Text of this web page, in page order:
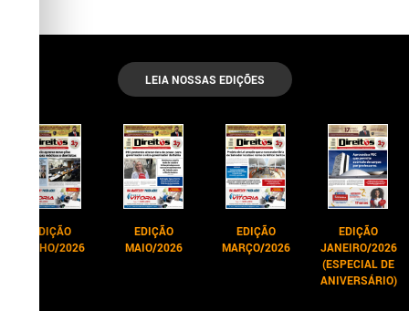
LEIA NOSSAS EDIÇÕES
EDIÇÃO
JUNHO/2026
EDIÇÃO
MAIO/2026
EDIÇÃO
MARÇO/2026
EDIÇÃO
JANEIRO/2026
(ESPECIAL DE
ANIVERSÁRIO)